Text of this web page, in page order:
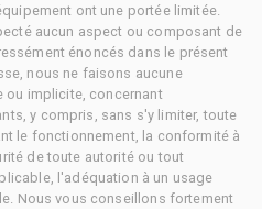
ont une portée limitée.
aucun aspect ou composant de
énoncés dans le présent
nous ne faisons aucune
ou implicite, concernant
y compris, sans s'y limiter, toute
le fonctionnement, la conformité à
de toute autorité ou tout
l'adéquation à un usage
Nous vous conseillons fortement